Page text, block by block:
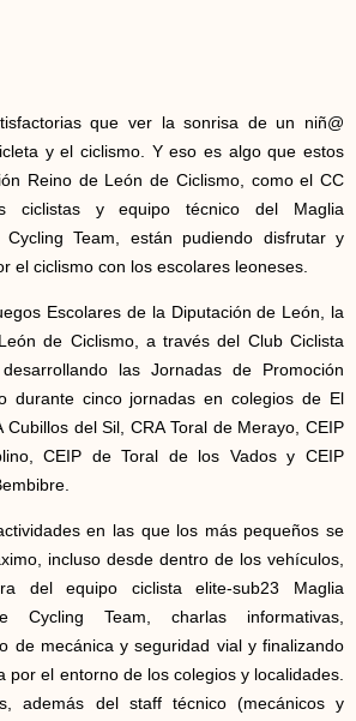
que ver la sonrisa de un niñ@
y el ciclismo. Y eso es algo que estos
Reino de León de Ciclismo, como el CC
ciclistas y equipo técnico del Maglia
Cycling Team, están pudiendo disfrutar y
el ciclismo con los escolares leoneses.
Escolares de la Diputación de León, la
de Ciclismo, a través del Club Ciclista
las Jornadas de Promoción
durante cinco jornadas en colegios de El
Cubillos del Sil, CRA Toral de Merayo, CEIP
CEIP de Toral de los Vados y CEIP
en las que los más pequeños se
incluso desde dentro de los vehículos,
del equipo ciclista elite-sub23 Maglia
Cycling Team, charlas informativas,
de mecánica y seguridad vial y finalizando
por el entorno de los colegios y localidades.
además del staff técnico (mecánicos y